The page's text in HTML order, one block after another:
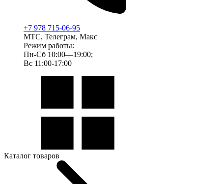
+7 978 715-06-95
МТС, Телеграм, Макс
Режим работы:
Пн-Сб 10:00—19:00;
Вс 11:00-17:00
Каталог товаров